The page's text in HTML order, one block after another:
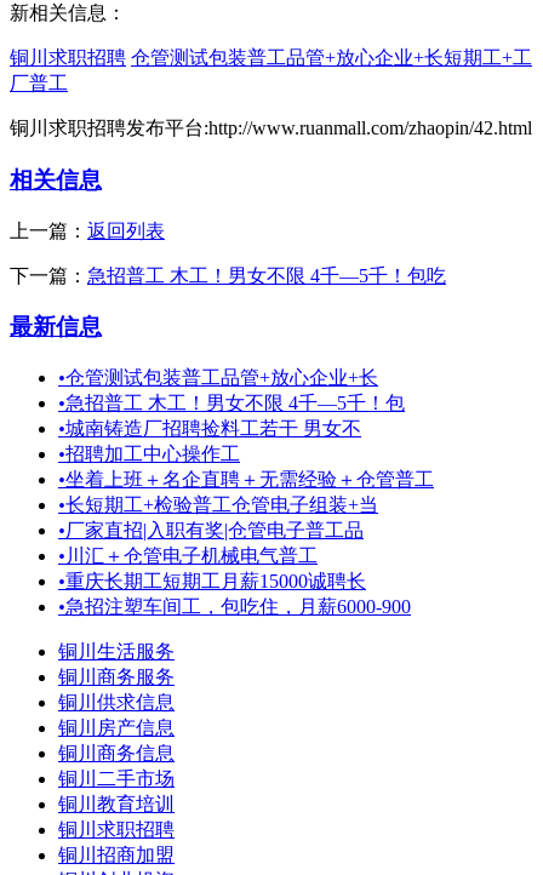
新相关信息：
铜川求职招聘 仓管测试包装普工品管+放心企业+长短期工+工
厂普工
铜川求职招聘发布平台:http://www.ruanmall.com/zhaopin/42.html
相关信息
上一篇： 返回列表
下一篇： 急招普工 木工！男女不限 4千—5千！包吃
最新信息
•仓管测试包装普工品管+放心企业+长
•急招普工 木工！男女不限 4千—5千！包
•城南铸造厂招聘捡料工若干 男女不
•招聘加工中心操作工
•坐着上班＋名企直聘＋无需经验＋仓管普工
•长短期工+检验普工仓管电子组装+当
•厂家直招|入职有奖|仓管电子普工品
• 川汇＋仓管电子机械电气普工
•重庆长期工短期工月薪15000诚聘长
•急招注塑车间工，包吃住，月薪6000-900
铜川生活服务
铜川商务服务
铜川供求信息
铜川房产信息
铜川商务信息
铜川二手市场
铜川教育培训
铜川求职招聘
铜川招商加盟